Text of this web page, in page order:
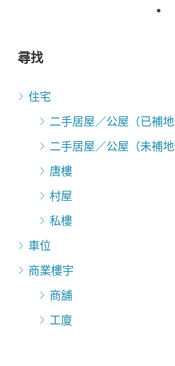
尋找
住宅
二手居屋／公屋（已補地
二手居屋／公屋（未補地
唐樓
村屋
私樓
車位
商業樓宇
商舖
工廈